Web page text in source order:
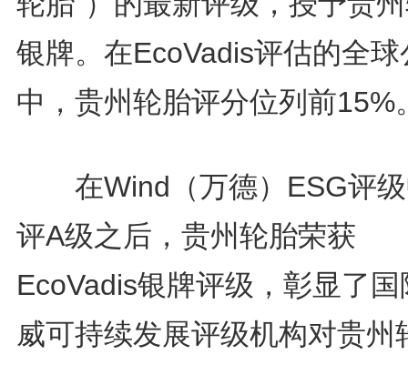
银牌。在EcoVadis评估的全球
中，贵州轮胎评分位列前15%
在Wind（万德）ESG评级
评A级之后，贵州轮胎荣获
EcoVadis银牌评级，彰显了国
威可持续发展评级机构对贵州